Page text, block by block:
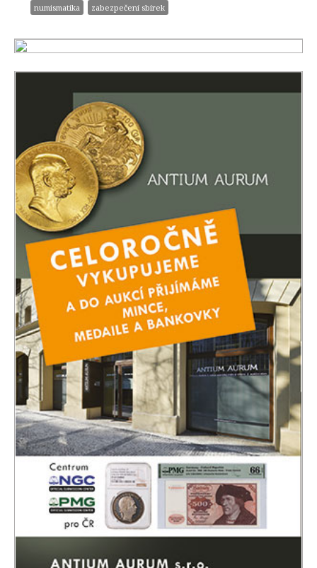
numismatika zabezpečení sbírek